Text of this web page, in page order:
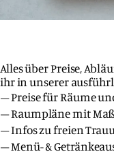
Alles über Preise,
ihr in unserer
Preise für Räume
Raumpläne mit
Infos zu freien
Menü- &